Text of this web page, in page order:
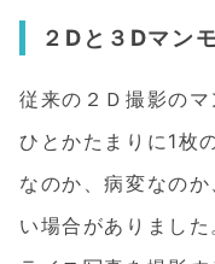
２Dと３Dマン
従来の２Ｄ撮影の
ひとかたまりに1枚
なのか、病変なの
い場合がありまし